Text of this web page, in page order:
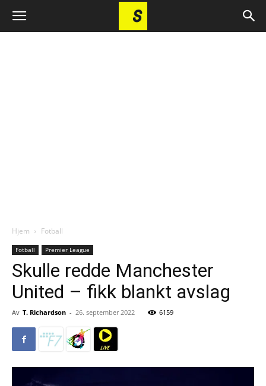
Hjem Fotball
Fotball Premier League
Skulle redde Manchester
United – fikk blankt avslag
Av T. Richardson - 26. september 2022 6159